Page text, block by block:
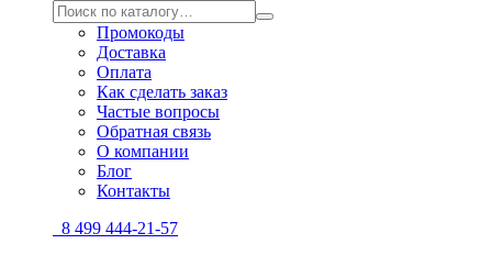
Промокоды
Доставка
Оплата
Как сделать заказ
Частые вопросы
Обратная связь
О компании
Блог
Контакты
8 499 444-21-57